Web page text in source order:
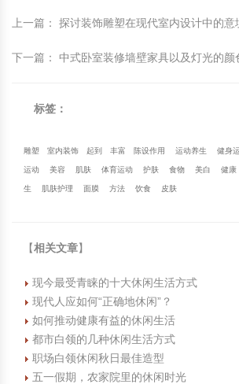
上一篇 ： 探讨装饰雕塑在现代室内设计中的意
下一篇 ： 中式卧室装修墙壁家具以及灯光的颜
标签：
雕塑 室内装饰 起到 丰富 陈设作用 运动养生 健身
运动 美容 肌肤 体育运动 护肤 食物 美白 健康
生 肌肤护理 面膜 方法 饮食 皮肤
【相关文章】
现今最受青睐的十大休闲生活方式
现代人应如何“正确地休闲”？
如何推动健康有益的休闲生活
都市白领的几种休闲生活方式
职场白领休闲秋日最佳造型
五一假期，农家院里的休闲时光